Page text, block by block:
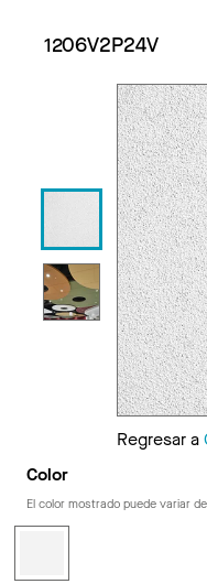
1206V2P24V
Regresar a
Color
El color mostrado puede variar